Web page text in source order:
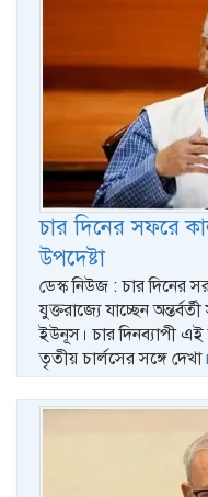
চার দিনের সফরে
উপদেষ্টা
ডেস্ক নিউজ : চার দিনের
যুক্তরাজ্যে যাচ্ছেন
ইউনূস। চার দিনব্যাপী এই
তৃতীয় চার্লসের সঙ্গে দেখা